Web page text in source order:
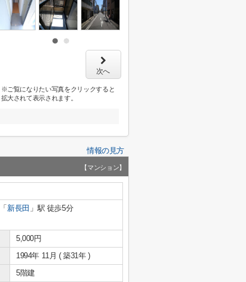
次へ
※ご覧になりたい写真をクリックすると
拡大されて表示されます。
情報の見方
【マンション】
「 新長田 」駅 徒歩5分
5,000円
1994年 11月 ( 築31年 )
5階建